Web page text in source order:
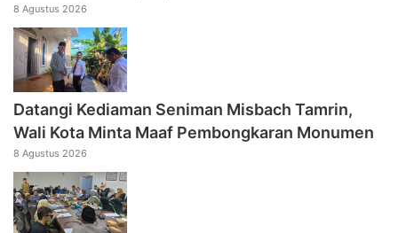
8 Agustus 2026
Datangi Kediaman Seniman Misbach Tamrin,
Wali Kota Minta Maaf Pembongkaran Monumen
8 Agustus 2026